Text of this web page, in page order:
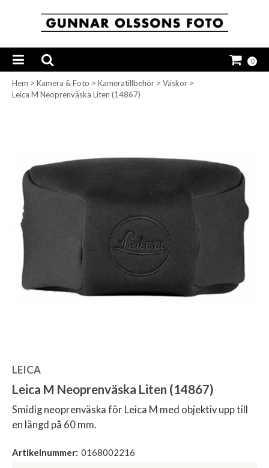
0
Hem > Kamera & Foto > Kameratillbehör > Väskor >
Leica M Neoprenväska Liten (14867)
LEICA
Leica M Neoprenväska Liten (14867)
Smidig neoprenväska för Leica M med objektiv upp till
en längd på 60 mm.
Artikelnummer: 0168002216